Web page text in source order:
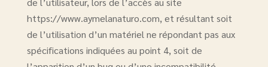
https://www.aymelanaturo.com, et résultant soit
de l’utilisation d’un matériel ne répondant pas aux
spécifications indiquées au point 4, soit de